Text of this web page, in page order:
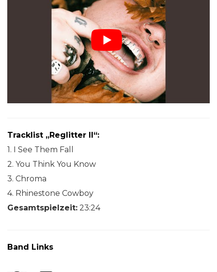
Tracklist „Reglitter II“:
1. I See Them Fall
2. You Think You Know
3. Chroma
4. Rhinestone Cowboy
Gesamtspielzeit: 23:24
Band Links